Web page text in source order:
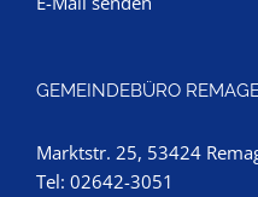
GEMEINDEBÜRO
Marktstr. 25, 53424
Tel: 02642-3051